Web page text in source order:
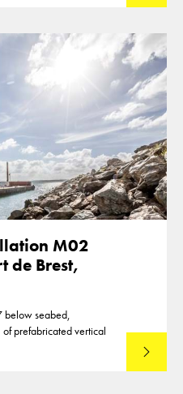
M02
de Brest,
below seabed,
prefabricated vertical
Lees